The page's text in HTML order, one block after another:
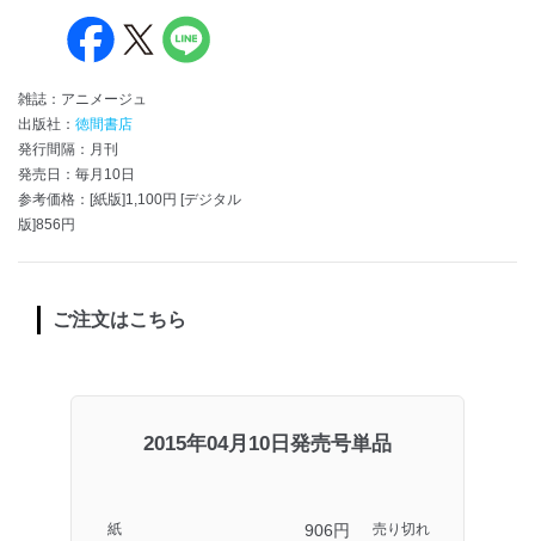
雑誌：アニメージュ
出版社： 徳間書店
発行間隔：月刊
発売日：毎月10日
参考価格：[紙版]1,100円 [デジタル
版]856円
ご注文はこちら
2015年04月10日発売号単品
紙 906円 売り切れ